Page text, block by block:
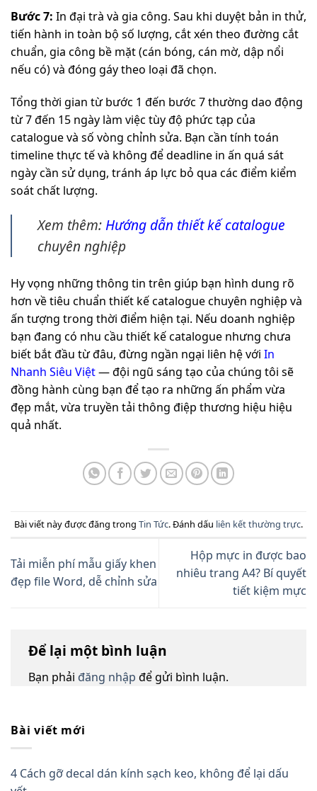
Bước 7: In đại trà và gia công. Sau khi duyệt bản in thử,
tiến hành in toàn bộ số lượng, cắt xén theo đường cắt
chuẩn, gia công bề mặt (cán bóng, cán mờ, dập nổi
nếu có) và đóng gáy theo loại đã chọn.
Tổng thời gian từ bước 1 đến bước 7 thường dao động
từ 7 đến 15 ngày làm việc tùy độ phức tạp của
catalogue và số vòng chỉnh sửa. Bạn cần tính toán
timeline thực tế và không để deadline in ấn quá sát
ngày cần sử dụng, tránh áp lực bỏ qua các điểm kiểm
soát chất lượng.
Xem thêm: Hướng dẫn thiết kế catalogue
chuyên nghiệp
Hy vọng những thông tin trên giúp bạn hình dung rõ
hơn về tiêu chuẩn thiết kế catalogue chuyên nghiệp và
ấn tượng trong thời điểm hiện tại. Nếu doanh nghiệp
bạn đang có nhu cầu thiết kế catalogue nhưng chưa
biết bắt đầu từ đâu, đừng ngần ngại liên hệ với In
Nhanh Siêu Việt— đội ngũ sáng tạo của chúng tôi sẽ
đồng hành cùng bạn để tạo ra những ấn phẩm vừa
đẹp mắt, vừa truyền tải thông điệp thương hiệu hiệu
quả nhất.
Bài viết này được đăng trong Tin Tức. Đánh dấu liên kết thường trực.
Tải miễn phí mẫu giấy khen
đẹp file Word, dễ chỉnh sửa
Hộp mực in được bao
nhiêu trang A4? Bí quyết
tiết kiệm mực
Để lại một bình luận
Bạn phải đăng nhập để gửi bình luận.
Bài viết mới
4 Cách gỡ decal dán kính sạch keo, không để lại dấu